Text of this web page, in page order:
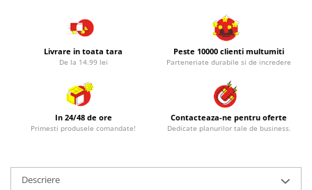
Livrare in toata tara
De la 14.99 lei
Peste 10000 clienti multumiti
Parteneriate durabile si de incredere
In 24/48 de ore
Primesti produsele comandate!
Contacteaza-ne pentru oferte
Dedicate planurilor tale de business.
Descriere